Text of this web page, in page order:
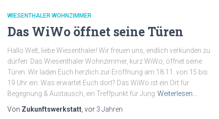
WIESENTHALER WOHNZIMMER
Das WiWo öffnet seine Türen
Hallo Welt, liebe Wiesenthaler! Wir freuen uns, endlich verkünden zu
dürfen: Das Wiesenthaler Wohnzimmer, kurz WiWo, öffnet seine
Türen. Wir laden Euch herzlich zur Eröffnung am 18.11. von 15 bis
19 Uhr ein. Was erwartet Euch dort? Das WiWo ist ein Ort für
Begegnung & Austausch, ein Treffpunkt für Jung Weiterlesen…
Von Zukunftswerkstatt , vor 3 Jahren